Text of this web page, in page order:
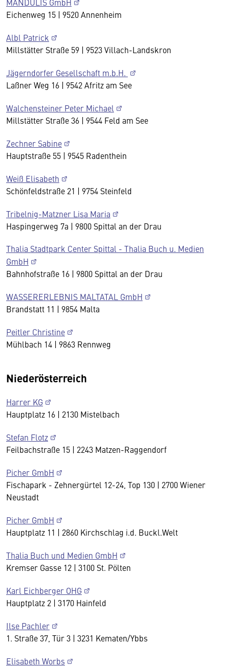
Eichenweg 15 | 9520 Annenheim
Albl Patrick
Millstätter Straße 59 | 9523 Villach-Landskron
Jägerndorfer Gesellschaft m.b.H.
Laßner Weg 16 | 9542 Afritz am See
Walchensteiner Peter Michael
Millstätter Straße 36 | 9544 Feld am See
Zechner Sabine
Hauptstraße 55 | 9545 Radenthein
Weiß Elisabeth
Schönfeldstraße 21 | 9754 Steinfeld
Tribelnig-Matzner Lisa Maria
Haspingerweg 7a | 9800 Spittal an der Drau
Thalia Stadtpark Center Spittal - Thalia Buch u. Medien
GmbH
Bahnhofstraße 16 | 9800 Spittal an der Drau
WASSERERLEBNIS MALTATAL GmbH
Brandstatt 11 | 9854 Malta
Peitler Christine
Mühlbach 14 | 9863 Rennweg
Niederösterreich
Harrer KG
Hauptplatz 16 | 2130 Mistelbach
Stefan Flotz
Feilbachstraße 15 | 2243 Matzen-Raggendorf
Picher GmbH
Fischapark - Zehnergürtel 12-24, Top 130 | 2700 Wiener
Neustadt
Picher GmbH
Hauptplatz 11 | 2860 Kirchschlag i.d. Buckl.Welt
Thalia Buch und Medien GmbH
Kremser Gasse 12 | 3100 St. Pölten
Karl Eichberger OHG
Hauptplatz 2 | 3170 Hainfeld
Ilse Pachler
1. Straße 37, Tür 3 | 3231 Kematen/Ybbs
Elisabeth Worbs